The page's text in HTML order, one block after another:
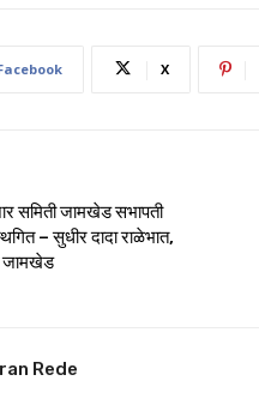
X
समिती जामखेड सभापती
– सुधीर दादा राळेभात,
जामखेड
Rede